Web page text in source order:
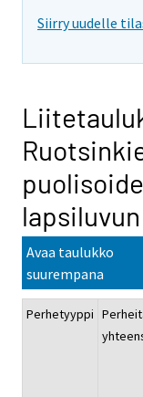
Siirry uudelle
Avaa taulukko
suurempana
Perhetyyppi